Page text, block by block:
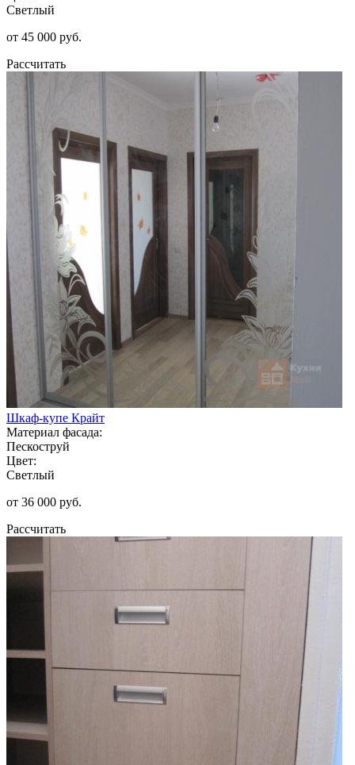
Светлый
от 45 000 руб.
Рассчитать
Шкаф-купе Крайт
Материал фасада:
Пескоструй
Цвет:
Светлый
от 36 000 руб.
Рассчитать